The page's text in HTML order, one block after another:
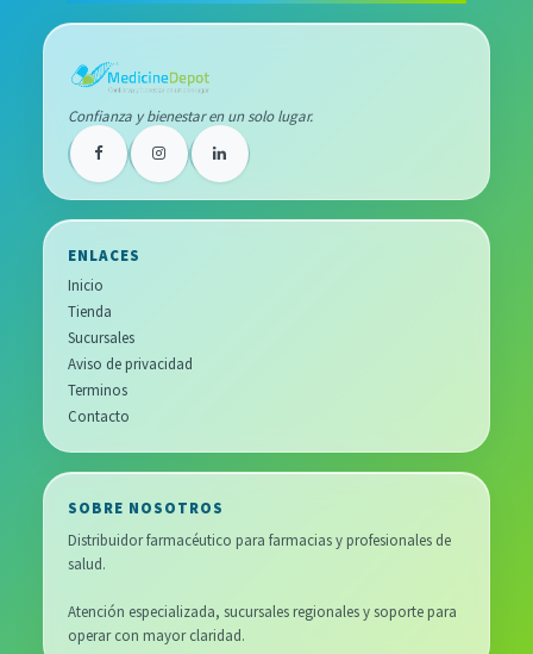
Confianza y bienestar en un solo lugar.
ENLACES
Inicio
Tienda
Sucursales
Aviso de privacidad
Terminos
Contacto
SOBRE NOSOTROS
Distribuidor farmacéutico para farmacias y profesionales de
salud.
Atención especializada, sucursales regionales y soporte para
operar con mayor claridad.